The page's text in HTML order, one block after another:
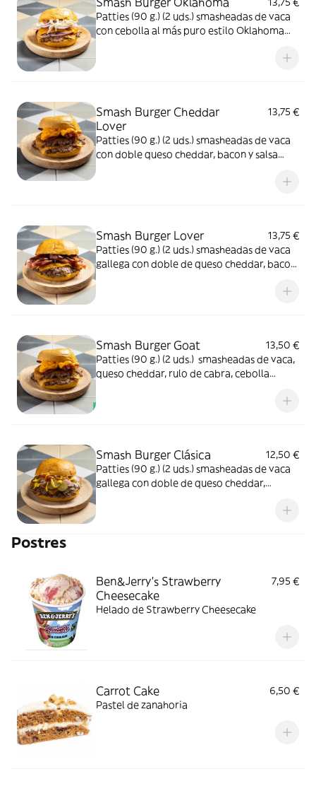
Patties (90 g.) (2 uds.) smasheadas de vaca
con cebolla al más puro estilo Oklahoma
Smash Burger Cheddar
Lover
13,75 €
Patties (90 g.) (2 uds.) smasheadas de vaca
con doble queso cheddar, bacon y salsa
Smash Burger Lover
13,75 €
Patties (90 g.) (2 uds.) smasheadas de vaca
gallega con doble de queso cheddar, bacon,
Smash Burger Goat
13,50 €
Patties (90 g.) (2 uds.) smasheadas de vaca,
queso cheddar, rulo de cabra, cebolla
Smash Burger Clásica
12,50 €
Patties (90 g.) (2 uds.) smasheadas de vaca
gallega con doble de queso cheddar,
Postres
Ben&Jerry's Strawberry
Cheesecake
7,95 €
Helado de Strawberry Cheesecake
Carrot Cake
6,50 €
Pastel de zanahoria